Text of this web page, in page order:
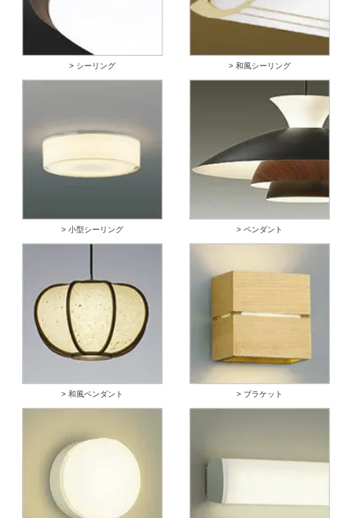
> シーリング > 和風シーリング
> 小型シーリング > ペンダント
> 和風ペンダント > ブラケット